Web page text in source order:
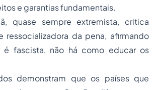
e garantias fundamentais.
quase sempre extremista, critica
ressocializadora da pena, afirmando
é fascista, não há como educar os
demonstram que os países que